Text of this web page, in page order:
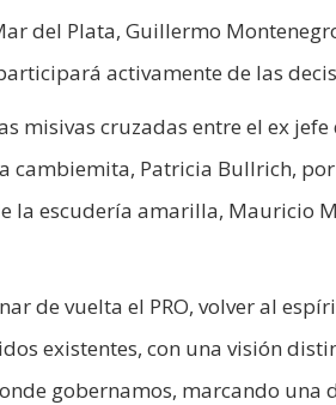
del Plata, Guillermo
activamente de las
misivas cruzadas entre el ex
cambiemita, Patricia Bullrich,
la escudería amarilla, Mauricio
de vuelta el PRO, volver al
existentes, con una visión
gobernamos, marcando